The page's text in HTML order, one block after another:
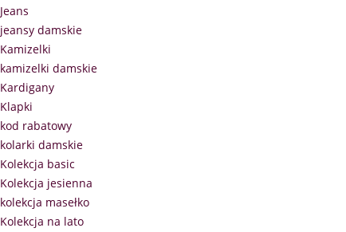
Jeans
jeansy damskie
Kamizelki
kamizelki damskie
Kardigany
Klapki
kod rabatowy
kolarki damskie
Kolekcja basic
Kolekcja jesienna
kolekcja masełko
Kolekcja na lato